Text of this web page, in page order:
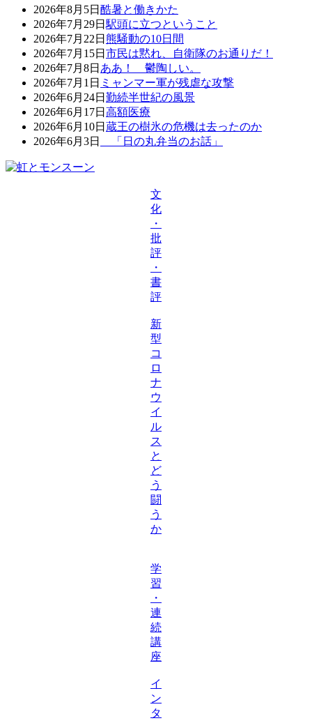
2026年8月5日 酷暑と働きかた
2026年7月29日 駅頭に立つということ
2026年7月22日 熊騒動の10日間
2026年7月15日 市民は黙れ、自衛隊のお通りだ！
2026年7月8日 ああ！ 鬱陶しい。
2026年7月1日 ミャンマー軍が残虐な攻撃
2026年6月24日 勤続半世紀の風景
2026年6月17日 高額医療
2026年6月10日 蔵王の樹氷の危機は去ったのか
2026年6月3日
「日の丸弁当のお話」
文
化
・
批
評
・
書
評
新
型
コ
ロ
ナ
ウ
イ
ル
ス
と
ど
う
闘
う
か
学
習
・
連
続
講
座
イ
ン
タ